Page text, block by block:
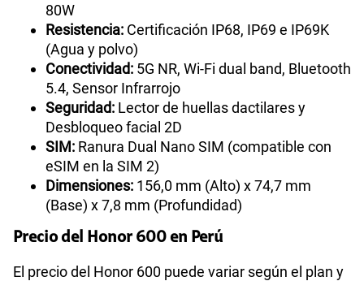
80W
Resistencia: Certificación IP68, IP69 e IP69K
(Agua y polvo)
Conectividad: 5G NR, Wi-Fi dual band, Bluetooth
5.4, Sensor Infrarrojo
Seguridad: Lector de huellas dactilares y
Desbloqueo facial 2D
SIM: Ranura Dual Nano SIM (compatible con
eSIM en la SIM 2)
Dimensiones: 156,0 mm (Alto) x 74,7 mm
(Base) x 7,8 mm (Profundidad)
Precio del Honor 600 en Perú
El precio del Honor 600 puede variar según el plan y